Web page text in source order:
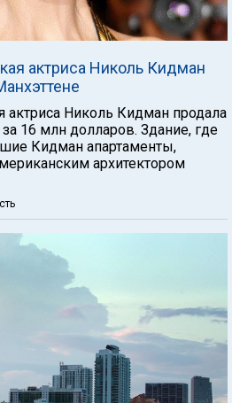
актриса Николь Кидман
актриса Николь Кидман продала
16 млн долларов. Здание, где
Кидман апартаменты,
архитектором